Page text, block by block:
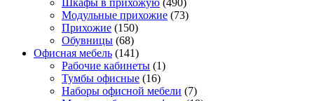
Шкафы в прихожую (490)
Модульные прихожие (73)
Прихожие (150)
Обувницы (68)
Офисная мебель (141)
Рабочие кабинеты (1)
Тумбы офисные (16)
Наборы офисной мебели (7)